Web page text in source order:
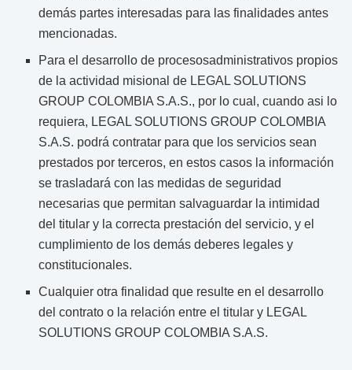
demás partes interesadas para las finalidades antes
mencionadas.
Para el desarrollo de procesosadministrativos propios
de la actividad misional de LEGAL SOLUTIONS
GROUP COLOMBIA S.A.S., por lo cual, cuando asi lo
requiera, LEGAL SOLUTIONS GROUP COLOMBIA
S.A.S. podrá contratar para que los servicios sean
prestados por terceros, en estos casos la información
se trasladará con las medidas de seguridad
necesarias que permitan salvaguardar la intimidad
del titular y la correcta prestación del servicio, y el
cumplimiento de los demás deberes legales y
constitucionales.
Cualquier otra finalidad que resulte en el desarrollo
del contrato o la relación entre el titular y LEGAL
SOLUTIONS GROUP COLOMBIA S.A.S.